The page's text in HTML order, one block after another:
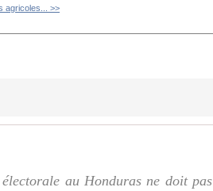
agricoles... >>
au Honduras ne doit pas